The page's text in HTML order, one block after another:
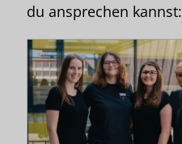
du ansprechen kannst: